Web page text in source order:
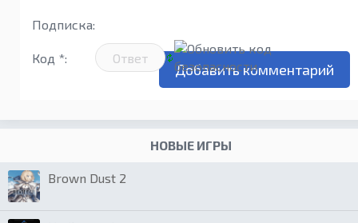
Подписка:
Код *:
НОВЫЕ ИГРЫ
Brown Dust 2